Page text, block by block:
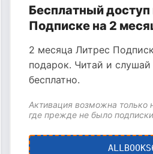
Бесплатный доступ
Подписке на 2
2 месяца Литрес
подарок. Читай и слушай
бесплатно.
Активация возможна только
где прежде не было